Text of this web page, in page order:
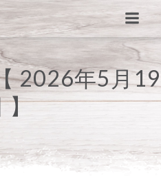
コ
ン
テ
ン
ツ
へ
ス
キ
ッ
プ
2026年5月19
】